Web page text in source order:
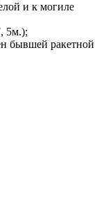
и к могиле
5м.);
бывшей ракетной